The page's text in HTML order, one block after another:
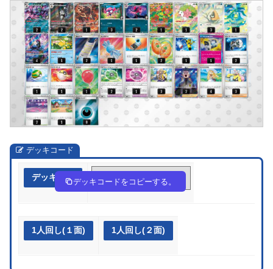
デッキコード
デッキ作成 yEXyMX-E60ghv-EyRyMp
デッキコードをコピーする。
1人回し(１面) 1人回し(２面)